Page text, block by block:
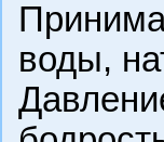
воды,